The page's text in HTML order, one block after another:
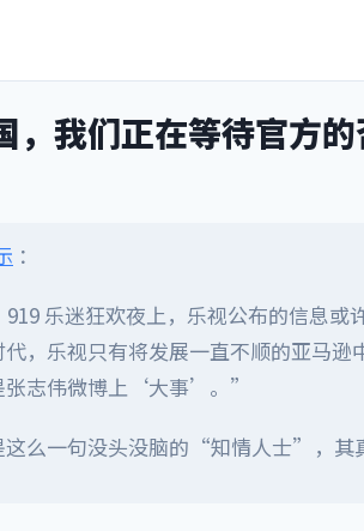
，我们正在等待官方
：
乐迷狂欢夜上，乐视公布的信息或
，乐视只有将发展一直不顺的亚马逊
张志伟微博上‘大事’。”
么一句没头没脑的“知情人士”，其